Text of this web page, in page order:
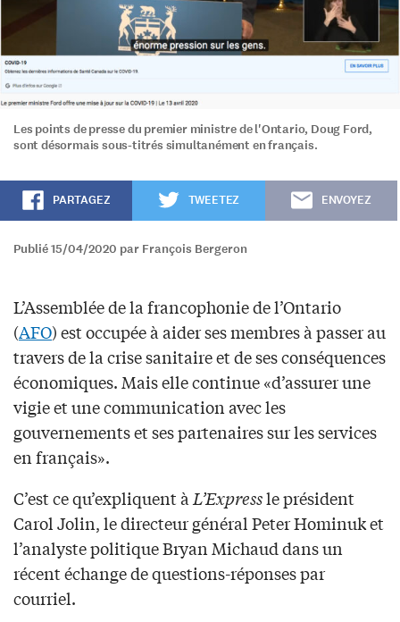
Les points de presse du premier ministre de l'Ontario, Doug Ford,
sont désormais sous-titrés simultanément en français.
PARTAGEZ TWEETEZ ENVOYEZ
Publié 15/04/2020 par François Bergeron
L’Assemblée de la francophonie de l’Ontario
(AFO) est occupée à aider ses membres à passer au
travers de la crise sanitaire et de ses conséquences
économiques. Mais elle continue «d’assurer une
vigie et une communication avec les
gouvernements et ses partenaires sur les services
en français».
C’est ce qu’expliquent àL’Expressle président
Carol Jolin, le directeur général Peter Hominuk et
l’analyste politique Bryan Michaud dans un
récent échange de questions-réponses par
courriel.